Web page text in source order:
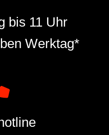
bis 11 Uhr
Werktag*